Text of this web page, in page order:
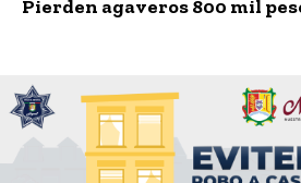
Pierden agaveros 800 mil